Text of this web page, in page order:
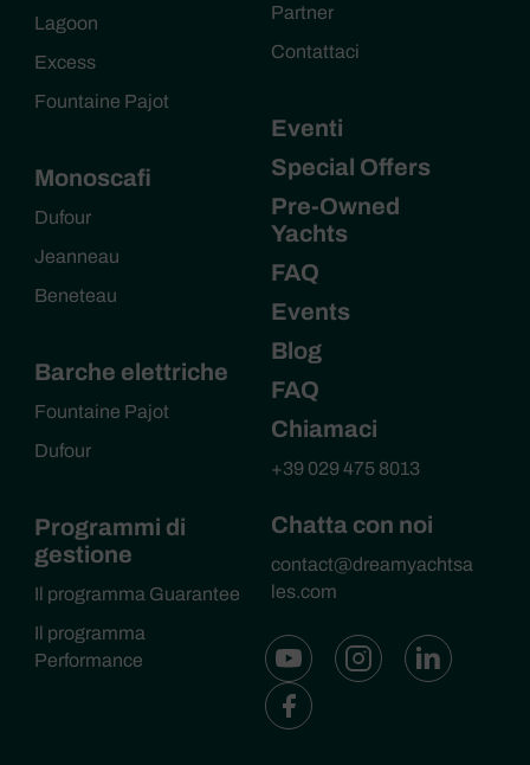
Lagoon
Excess
Fountaine Pajot
Monoscafi
Dufour
Jeanneau
Beneteau
Barche elettriche
Fountaine Pajot
Dufour
Programmi di
gestione
Il programma Guarantee
Il programma
Performance
Partner
Contattaci
Eventi
Special Offers
Pre-Owned
Yachts
FAQ
Events
Blog
FAQ
Chiamaci
+39 029 475 8013
Chatta con noi
contact@dreamyachtsa
les.com